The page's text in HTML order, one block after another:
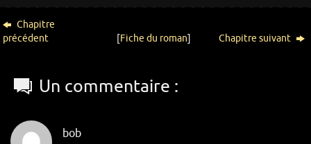
Chapitre
précédent
[Fiche du roman] Chapitre suivant
Un commentaire :
bob